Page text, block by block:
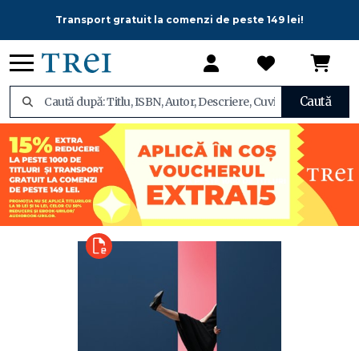
Transport gratuit la comenzi de peste 149 lei!
Caută